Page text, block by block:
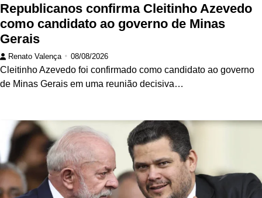
Republicanos confirma Cleitinho Azevedo
como candidato ao governo de Minas
Gerais
Renato Valença 08/08/2026
Cleitinho Azevedo foi confirmado como candidato ao governo
de Minas Gerais em uma reunião decisiva…